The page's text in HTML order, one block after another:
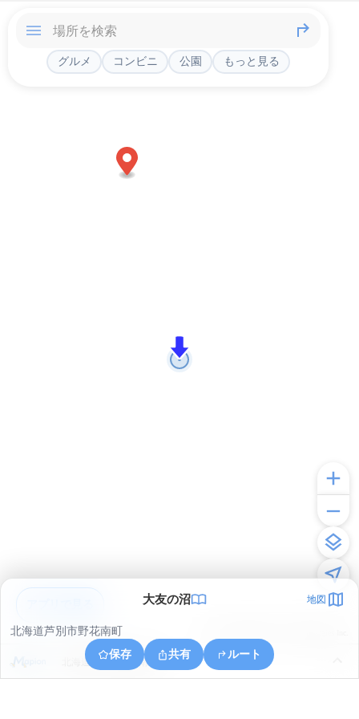
グルメ コンビニ 公園 もっと見る
大友の沼 地図
北海道芦別市野花南町
保存
共有 ルート
北海道芦別市野花南町